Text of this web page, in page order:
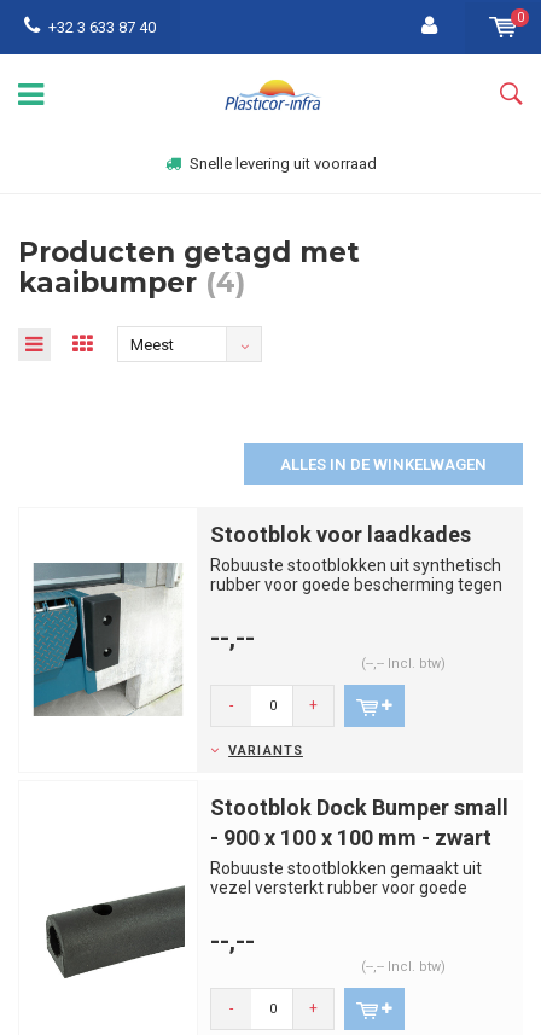
+32 3 633 87 40
0
Snelle levering uit voorraad
Producten getagd met
kaaibumper (4)
Meest
ALLES IN DE WINKELWAGEN
Stootblok voor laadkades
Robuuste stootblokken uit synthetisch
rubber voor goede bescherming tegen
--,--
(--,-- Incl. btw)
- +
VARIANTS
Stootblok Dock Bumper small
- 900 x 100 x 100 mm - zwart
Robuuste stootblokken gemaakt uit
vezel versterkt rubber voor goede
--,--
(--,-- Incl. btw)
- +